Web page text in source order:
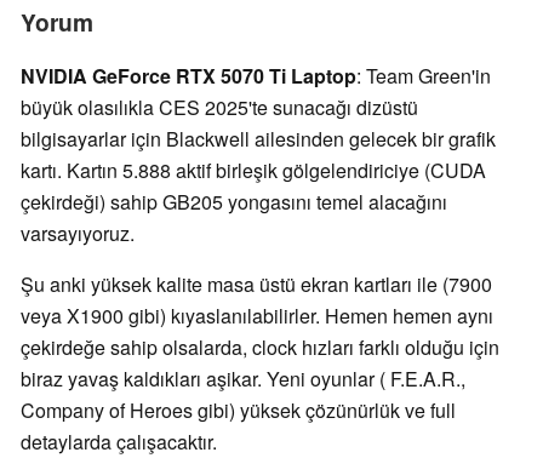
Yorum
NVIDIA GeForce RTX 5070 Ti Laptop: Team Green'in
büyük olasılıkla CES 2025'te sunacağı dizüstü
bilgisayarlar için Blackwell ailesinden gelecek bir grafik
kartı. Kartın 5.888 aktif birleşik gölgelendiriciye (CUDA
çekirdeği) sahip GB205 yongasını temel alacağını
varsayıyoruz.
Şu anki yüksek kalite masa üstü ekran kartları ile (7900
veya X1900 gibi) kıyaslanılabilirler. Hemen hemen aynı
çekirdeğe sahip olsalarda, clock hızları farklı olduğu için
biraz yavaş kaldıkları aşikar. Yeni oyunlar ( F.E.A.R.,
Company of Heroes gibi) yüksek çözünürlük ve full
detaylarda çalışacaktır.